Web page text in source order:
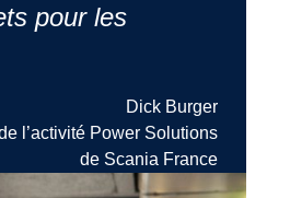
pour les
Dick Burger
l’activité Power Solutions
de Scania France